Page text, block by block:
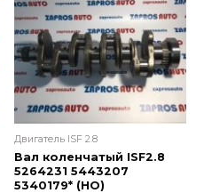
Двигатель ISF 2.8
Вал коленчатый ISF2.8
5264231 5443207
5340179* (НО)